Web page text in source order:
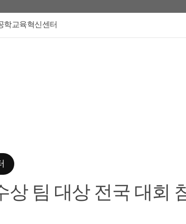
학교육혁신센터
상 팀 대상 전국 대회